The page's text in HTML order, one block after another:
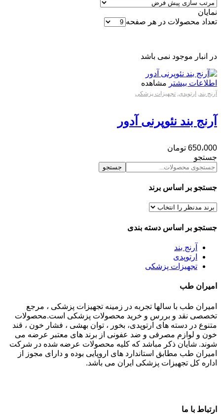
نمایان
تعداد محصولات در هر صفحه
در انبار موجود نمی باشد
اطلاعات بیشتر مشاهده
آرنج بند, ارتوپدی, تجهیزات پزشکی
آرنج بند نئوپرنی آدور
650،000 تومان
جستجو
جستجو
جستجو بر اساس برند
جستجو بر اساس دسته بندی
آرنج بند
ارتوپدی
تجهیزات پزشکی
امیران طب
امیران طب با سالها تجربه در زمینه تجهیزات پزشکی ، مرجع
تخصصی نقد و بررس و خرید محصولات پزشکی است.محصولات
متنوع در دسته های ارتوپدی، بخور ، توان بهشی ، فشار خون ، قند
خون و لوازم مصرفی و ضد عفونی از برند های معتبر عرضه می
شوند. شایان ذکر مباشد که کلیه محصولات عرضه شده در شرکت
امیران طب مطابق استاندارد های اروپایی بوده و دارای مجوز از
اداره کل تجهیزات پزشکی ایران می باشد.
ارتباط با ما